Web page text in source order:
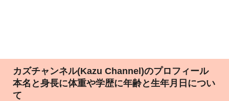
カズチャンネル(Kazu Channel)‎のプロフィール
本名と身長に体重や学歴に年齢と生年月日につい
て